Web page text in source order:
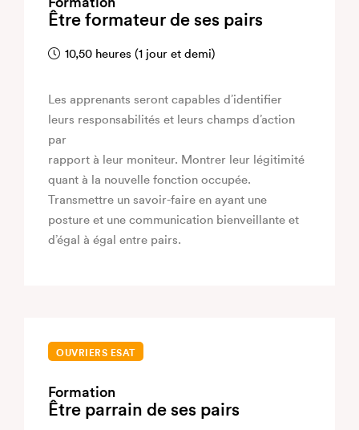
Être formateur de ses pairs
10,50 heures (1 jour et demi)
Les apprenants seront capables d’identifier
leurs responsabilités et leurs champs d’action
par
rapport à leur moniteur. Montrer leur légitimité
quant à la nouvelle fonction occupée.
Transmettre un savoir-faire en ayant une
posture et une communication bienveillante et
d’égal à égal entre pairs.
OUVRIERS ESAT
Formation
Être parrain de ses pairs